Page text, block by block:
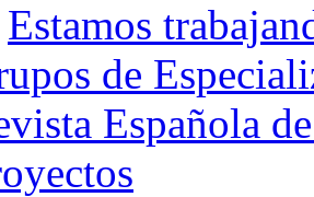
Estamos
de
Española